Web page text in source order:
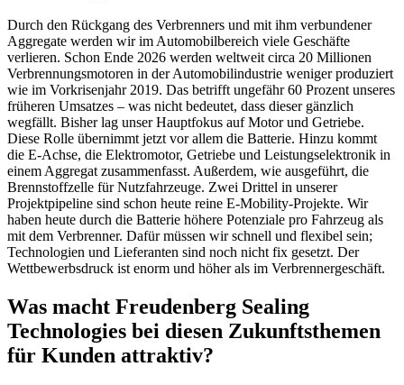
Durch den Rückgang des Verbrenners und mit ihm verbundener
Aggregate werden wir im Automobilbereich viele Geschäfte
verlieren. Schon Ende 2026 werden weltweit circa 20 Millionen
Verbrennungsmotoren in der Automobilindustrie weniger produziert
wie im Vorkrisenjahr 2019. Das betrifft ungefähr 60 Prozent unseres
früheren Umsatzes – was nicht bedeutet, dass dieser gänzlich
wegfällt. Bisher lag unser Hauptfokus auf Motor und Getriebe.
Diese Rolle übernimmt jetzt vor allem die Batterie. Hinzu kommt
die E-Achse, die Elektromotor, Getriebe und Leistungselektronik in
einem Aggregat zusammenfasst. Außerdem, wie ausgeführt, die
Brennstoffzelle für Nutzfahrzeuge. Zwei Drittel in unserer
Projektpipeline sind schon heute reine E-Mobility-Projekte. Wir
haben heute durch die Batterie höhere Potenziale pro Fahrzeug als
mit dem Verbrenner. Dafür müssen wir schnell und flexibel sein;
Technologien und Lieferanten sind noch nicht fix gesetzt. Der
Wettbewerbsdruck ist enorm und höher als im Verbrennergeschäft.
Was macht Freudenberg Sealing
Technologies bei diesen Zukunftsthemen
für Kunden attraktiv?